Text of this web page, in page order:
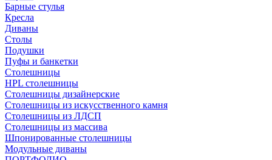
Барные стулья
Кресла
Диваны
Столы
Подушки
Пуфы и банкетки
Столешницы
HPL столешницы
Столешницы дизайнерские
Столешницы из искусственного камня
Столешницы из ЛДСП
Столешницы из массива
Шпонированные столешницы
Модульные диваны